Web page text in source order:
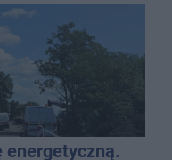
energetyczną.